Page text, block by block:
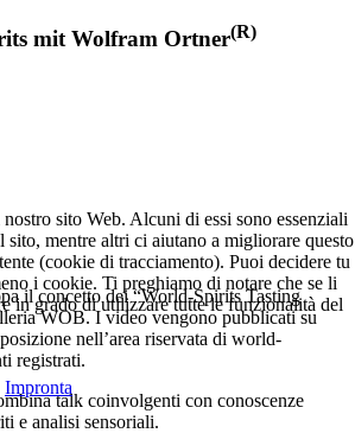
mit Wolfram Ortner(R)
il concetto dei “World-Spirits Tasting
WOB. I video vengono pubblicati su
nell’area riservata di world-
registrati.
talk coinvolgenti con conoscenze
e analisi sensoriali.
sito Web. Alcuni di essi sono essenziali
sito, mentre altri ci aiutano a migliorare questo
(cookie di tracciamento). Puoi decidere tu
i cookie. Ti preghiamo di notare che se li
in grado di utilizzare tutte le funzionalità del
Impronta